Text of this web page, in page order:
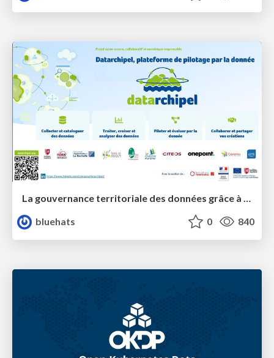
La gouvernance territoriale des données grâce à la plateforme Terreze
bluehats
0 840